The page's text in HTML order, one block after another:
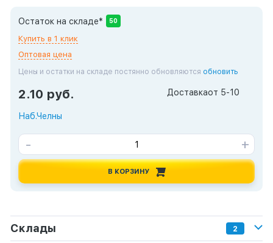
Остаток на складе* 50
Купить в 1 клик
Оптовая цена
Цены и остатки на складе постянно обновляются обновить
2.10 руб. Доставкаот 5-10
Наб.Челны
- +
В КОРЗИНУ
Склады 2